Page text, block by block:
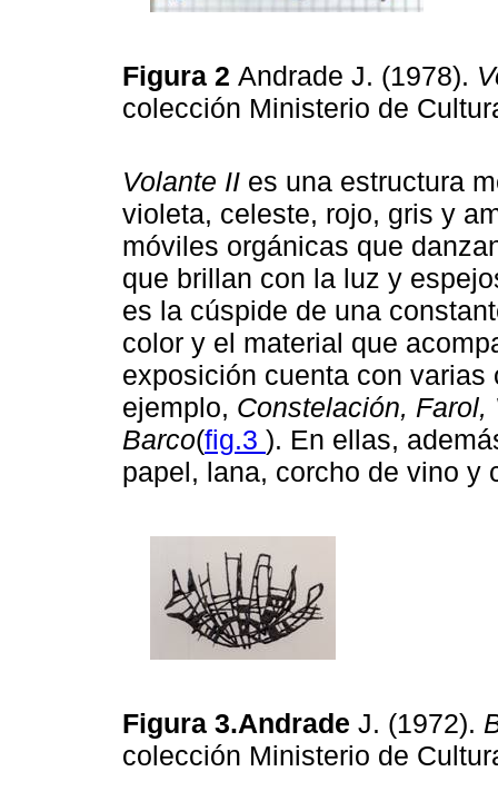
Figura 2 Andrade J. (1978).
colección Ministerio de
Volante II es una estructura
violeta, celeste, rojo, gris y
móviles orgánicas que
que brillan con la luz y
es la cúspide de una
color y el material que
exposición cuenta con
ejemplo, Constelación,
Barco(fig.3 ). En ellas,
papel, lana, corcho de vino y
Figura 3.Andrade J. (1972).
colección Ministerio de